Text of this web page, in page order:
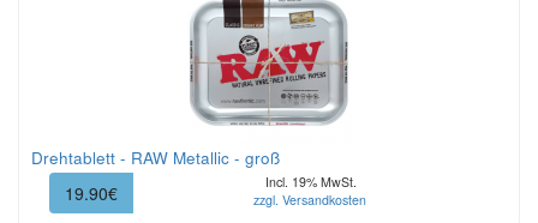
Drehtablett - RAW Metallic - groß
19.90€
Incl. 19% MwSt.
zzgl. Versandkosten